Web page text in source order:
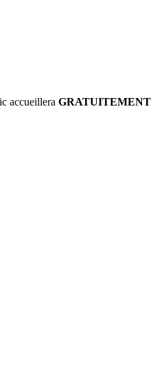
accueillera GRATUITEMENT